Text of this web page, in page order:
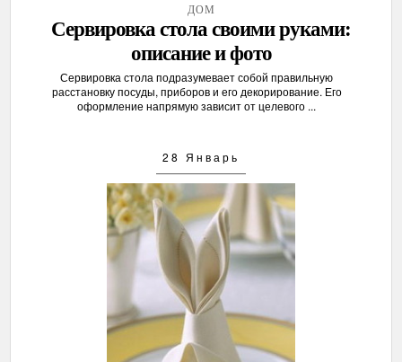
ДОМ
Сервировка стола своими руками:
описание и фото
Сервировка стола подразумевает собой правильную
расстановку посуды, приборов и его декорирование. Его
оформление напрямую зависит от целевого ...
28 Январь